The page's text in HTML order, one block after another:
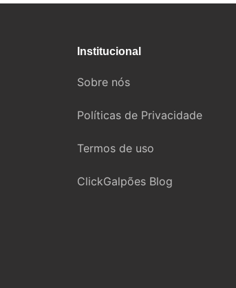
Institucional
Sobre nós
Políticas de Privacidade
Termos de uso
ClickGalpões Blog